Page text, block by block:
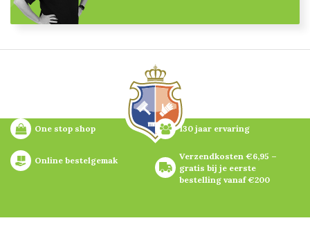
One stop shop 130 jaar ervaring
Online bestelgemak
Verzendkosten €6,95 –
gratis bij je eerste
bestelling vanaf €200